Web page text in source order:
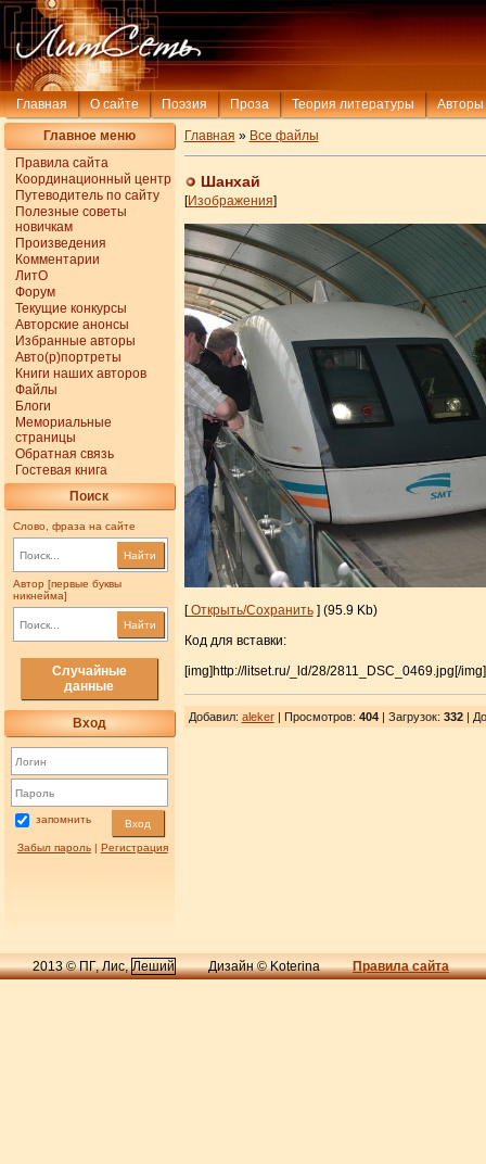
Главная О сайте Поэзия Проза Теория литературы Авторы
Главное меню
Правила сайта
Координационный центр
Путеводитель по сайту
Полезные советы
новичкам
Произведения
Комментарии
ЛитО
Форум
Текущие конкурсы
Авторские анонсы
Избранные авторы
Авто(р)портреты
Книги наших авторов
Файлы
Блоги
Мемориальные
страницы
Обратная связь
Гостевая книга
Поиск
Слово, фраза на сайте
Найти
Автор [первые буквы
никнейма]
Найти
Случайные
данные
Вход
запомнить Вход
Забыл пароль| Регистрация
Главная » Все файлы
Шанхай
[Изображения]
[Открыть/Сохранить] (95.9 Kb)
Код для вставки:
[img]http://litset.ru/_ld/28/2811_DSC_0469.jpg[/img]
Добавил: aleker| Просмотров: 404| Загрузок: 332|
2013 © ПГ, Лис,Леший Дизайн © Koterina Правила сайта